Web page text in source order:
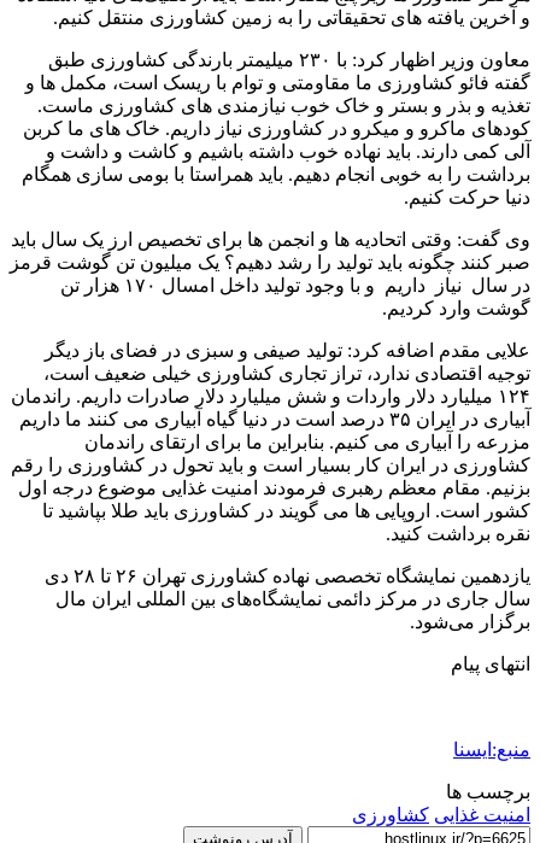
و آخرین یافته های تحقیقاتی را به زمین کشاورزی منتقل کنیم.
معاون وزیر اظهار کرد: با ۲۳۰ میلیمتر بارندگی کشاورزی طبق
گفته فائو کشاورزی ما مقاومتی و توام با ریسک است، مکمل ها و
تغذیه و بذر و بستر و خاک خوب نیازمندی های کشاورزی ماست.
کودهای ماکرو و میکرو در کشاورزی نیاز داریم. خاک های ما کربن
آلی کمی دارند. باید نهاده خوب داشته باشیم و کاشت و داشت و
برداشت را به خوبی انجام دهیم. باید همراستا با بومی سازی همگام
دنیا حرکت کنیم.
وی گفت: وقتی اتحادیه ها و انجمن ها برای تخصیص ارز یک سال باید
صبر کنند چگونه باید تولید را رشد دهیم؟ یک میلیون تن گوشت قرمز
در سال نیاز داریم و با وجود تولید داخل امسال ۱۷۰ هزار تن
گوشت وارد کردیم.
علایی مقدم اضافه کرد: تولید صیفی و سبزی در فضای باز دیگر
توجیه اقتصادی ندارد، تراز تجاری کشاورزی خیلی ضعیف است،
۱۲۴ میلیارد دلار واردات و شش میلیارد دلار صادرات داریم. راندمان
آبیاری در ایران ۳۵ درصد است در دنیا گیاه آبیاری می کنند ما داریم
مزرعه را آبیاری می کنیم. بنابراین ما برای ارتقای راندمان
کشاورزی در ایران کار بسیار است و باید تحول در کشاورزی را رقم
بزنیم. مقام معظم رهبری فرمودند امنیت غذایی موضوع درجه اول
کشور است. اروپایی ها می گویند در کشاورزی باید طلا بپاشید تا
نقره برداشت کنید.
یازدهمین نمایشگاه تخصصی نهاده کشاورزی تهران ۲۶ تا ۲۸ دی
سال جاری در مرکز دائمی نمایشگاه‌های بین المللی ایران مال
برگزار می‌شود.
انتهای پیام
منبع:ایسنا
برچسب ها
امنیت غذایی کشاورزی
آدرس رونوشت